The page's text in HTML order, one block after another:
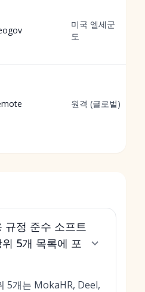
미국 엘세군
도
원격 (글로벌)
규정 준수 소프트
5개 목록에 포
5개는 MokaHR, Deel,